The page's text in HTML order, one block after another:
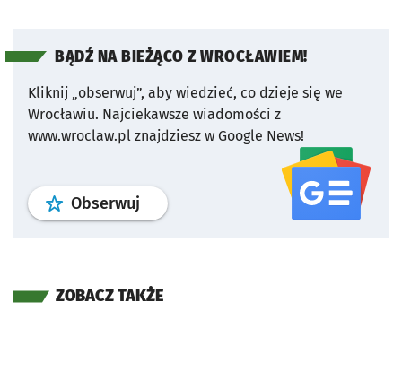
BĄDŹ NA BIEŻĄCO Z WROCŁAWIEM!
Kliknij „obserwuj”, aby wiedzieć, co dzieje się we
Wrocławiu. Najciekawsze wiadomości z
www.wroclaw.pl znajdziesz w Google News!
Obserwuj profil serwisu
ZOBACZ TAKŻE